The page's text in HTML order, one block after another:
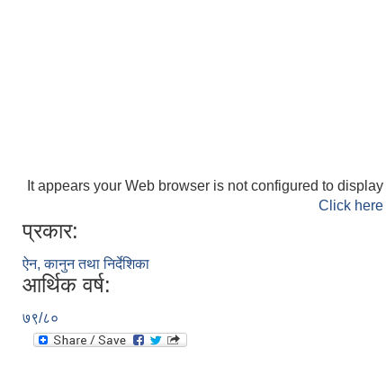
It appears your Web browser is not configured to
Click
प्रकार:
ऐन, कानुन तथा निर्देशिका
आर्थिक वर्ष:
७९/८०